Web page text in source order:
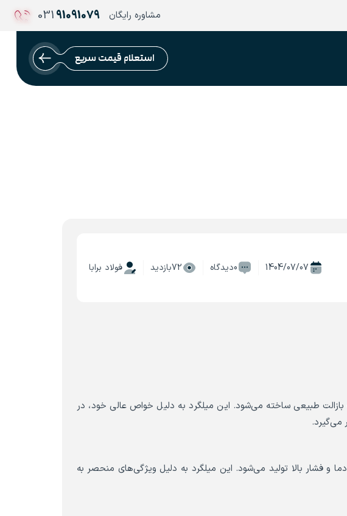
مشاوره رایگان 91091079
031
استعلام قیمت سریع
1404/07/07 0دیدگاه 72بازدید فولاد برابا
بازالت طبیعی ساخته می‌شود. این میلگرد به دلیل خواص عالی خود، در
می‌گیرد.
و فشار بالا تولید می‌شود. این میلگرد به دلیل ویژگی‌های منحصر به